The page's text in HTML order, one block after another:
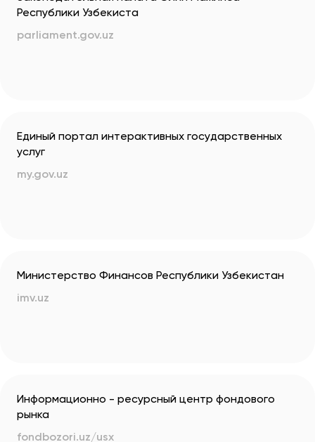
Республики Узбекиста
parliament.gov.uz
Единый портал интерактивных государственных
услуг
my.gov.uz
Министерство Финансов Республики Узбекистан
imv.uz
Информационно - ресурсный центр фондового
рынка
fondbozori.uz/usx